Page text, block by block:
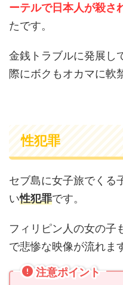
ーテルで日本人が殺さ
たです。
金銭トラブルに発展し
際にボクもオカマに軟
性犯罪
セブ島に女子旅でくる
い性犯罪です。
フィリピン人の女の子
で悲惨な映像が流れま
注意ポイント